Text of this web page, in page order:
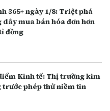
365+ ngày 1/8: Triệt phá
dây mua bán hóa đơn hơn
đồng
Kinh tế: Thị trường kim
trước phép thử niềm tin